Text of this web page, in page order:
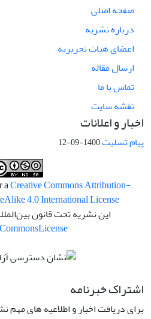
صفحه اصلی
درباره نشریه
اعضای هیات تحریریه
ارسال مقاله
تماس با ما
نقشه سایت
اخبار و اعلانات
پیام تسلیت1400-09-12
.This work is licensed under a
Creative Commons Attribution-
4.0 International License
این نشریه تحت قانون
CommonsLicense
اشتراک خبرنامه
برای دریافت اخبار و اطلاعیه های مهم